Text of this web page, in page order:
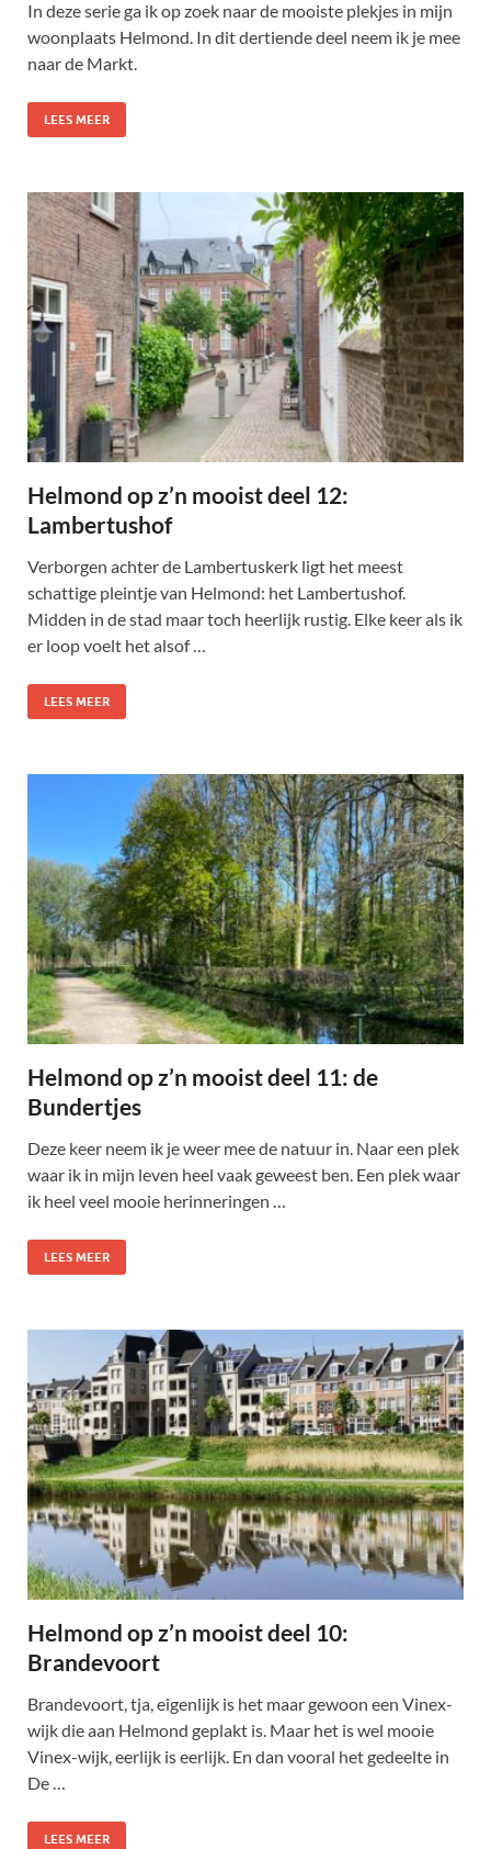
In deze serie ga ik op zoek naar de mooiste plekjes in mijn
woonplaats Helmond. In dit dertiende deel neem ik je mee
naar de Markt.
LEES MEER
Helmond op z’n mooist deel 12:
Lambertushof
Verborgen achter de Lambertuskerk ligt het meest
schattige pleintje van Helmond: het Lambertushof.
Midden in de stad maar toch heerlijk rustig. Elke keer als ik
er loop voelt het alsof …
LEES MEER
Helmond op z’n mooist deel 11: de
Bundertjes
Deze keer neem ik je weer mee de natuur in. Naar een plek
waar ik in mijn leven heel vaak geweest ben. Een plek waar
ik heel veel mooie herinneringen …
LEES MEER
Helmond op z’n mooist deel 10:
Brandevoort
Brandevoort, tja, eigenlijk is het maar gewoon een Vinex-
wijk die aan Helmond geplakt is. Maar het is wel mooie
Vinex-wijk, eerlijk is eerlijk. En dan vooral het gedeelte in
De …
LEES MEER